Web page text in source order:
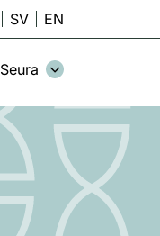
SV EN
Seura